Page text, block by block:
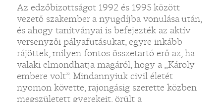
Az edzőbizottságot 1992 és 1995 között
vezető szakember a nyugdíjba vonulása után,
és ahogy tanítványai is befejezték az aktív
versenyzői pályafutásukat, egyre inkább
rájöttek, milyen fontos összetartó erő az, ha
valaki elmondhatja magáról, hogy a „Károly
embere volt”. Mindannyiuk civil életét
nyomon követte, rajongásig szerette közben
megszületett gyerekeit, örült a